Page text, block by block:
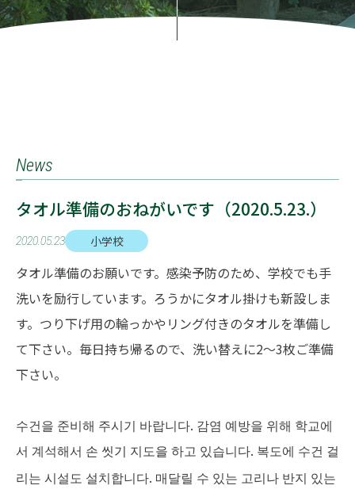
News
タオル準備のおねがいです（2020.5.23.）
2020.05.23 小学校
タオル準備のお願いです。感染予防のため、学校でも手
洗いを励行しています。ろうかにタオル掛けも新設しま
す。つり下げ用の輪っかやリング付きのタオルを準備し
て下さい。毎日持ち帰るので、洗い替えに2～3枚ご準備
下さい。
수건을 준비해 주시기 바랍니다. 감염 예방을 위해 학교에
서 계석해서 손 씻기 지도을 하고 있습니다. 복도에 수건 걸
리는 시설도 설치합니다. 매달릴 수 있는 고리나 반지 있는